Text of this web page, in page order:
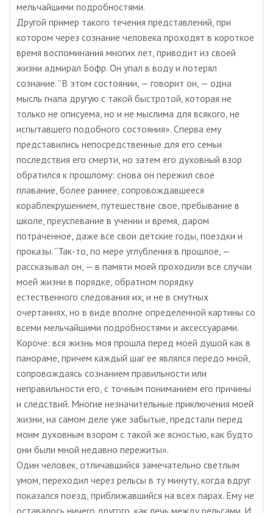
мельчайшими подробностями.
Другой пример такого течения представлений, при
котором через сознание человека проходят в короткое
время воспоминания многих лет, приводит из своей
жизни адмирал Бофр. Он упал в воду и потерял
сознание. ”В этом состоянии, — говорит он, — одна
мысль гнала другую с такой быстротой, которая не
только не описуема, но и не мыслима для всякого, не
испытавшего подобного состояния». Сперва ему
представились непосредственные для его семьи
последствия его смерти, но затем его духовный взор
обратился к прошлому: снова он пережил свое
плавание, более раннее, сопровождавшееся
кораблекрушением, путешествие свое, пребывание в
школе, преуспевание в учении и время, даром
потраченное, даже все свои детские годы, поездки и
проказы. ”Так-то, по мере углубления в прошлое, —
рассказывал он, — в памяти моей проходили все случаи
моей жизни в порядке, обратном порядку
естественного следования их, и не в смутных
очертаниях, но в виде вполне определенной картины со
всеми мельчайшими подробностями и аксессуарами.
Короче: вся жизнь моя прошла перед моей душой как в
панораме, причем каждый шаг ее являлся передо мной,
сопровождаясь сознанием правильности или
неправильности его, с точным пониманием его причины
и следствий. Многие незначительные приключения моей
жизни, на самом деле уже забытые, предстали перед
моим духовным взором с такой же ясностью, как будто
они были мной недавно пережиты».
Один человек, отличавшийся замечательно светлым
умом, переходил через рельсы в ту минуту, когда вдруг
показался поезд, приближавшийся на всех парах. Ему не
оставалось ничего другого, как лечь между рельсами. И